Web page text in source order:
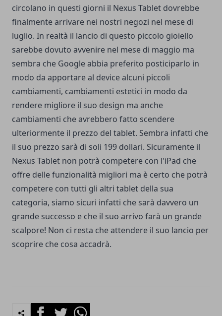
circolano in questi giorni il Nexus Tablet dovrebbe
finalmente arrivare nei nostri negozi nel mese di
luglio. In realtà il lancio di questo piccolo gioiello
sarebbe dovuto avvenire nel mese di maggio ma
sembra che Google abbia preferito posticiparlo in
modo da apportare al device alcuni piccoli
cambiamenti, cambiamenti estetici in modo da
rendere migliore il suo design ma anche
cambiamenti che avrebbero fatto scendere
ulteriormente il prezzo del tablet. Sembra infatti che
il suo prezzo sarà di soli 199 dollari. Sicuramente il
Nexus Tablet non potrà competere con l'iPad che
offre delle funzionalità migliori ma è certo che potrà
competere con tutti gli altri tablet della sua
categoria, siamo sicuri infatti che sarà davvero un
grande successo e che il suo arrivo farà un grande
scalpore! Non ci resta che attendere il suo lancio per
scoprire che cosa accadrà.
FacebookTwitterWhatsapp